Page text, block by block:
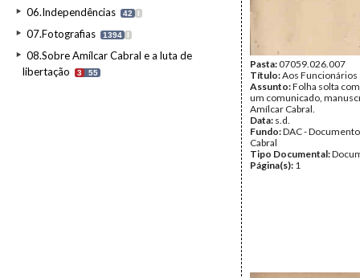
06.Independências 42 I
07.Fotografias 1394 I
08.Sobre Amílcar Cabral e a luta de
libertação
3 55
Pasta:07059.026.007
Título:Aos Funcionários
Assunto:Folha solta
um comunicado,
Amílcar Cabral.
Data: s.d.
Fundo:DAC -
Cabral
Tipo Documental:
Página(s): 1